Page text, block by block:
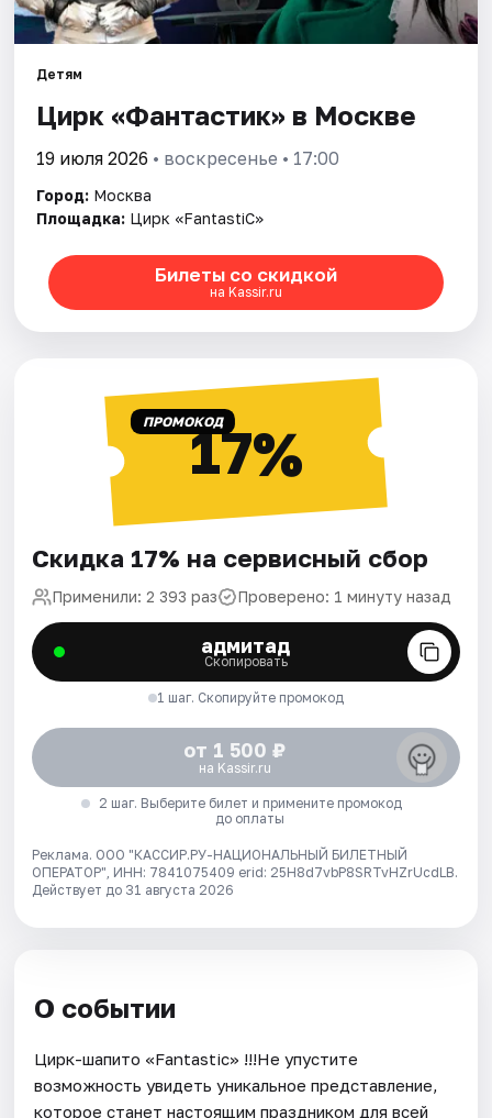
Детям
Цирк «Фантастик» в Москве
19 июля 2026 • воскресенье • 17:00
Город: Москва
Площадка: Цирк «FantastiC»
Билеты со скидкой
на Kassir.ru
ПРОМОКОД17%
Скидка 17% на сервисный сбор
Применили: 2 393 раз Проверено: 1 минуту назад
адмитад
Скопировать
1 шаг. Скопируйте промокод
от 1 500 ₽
на Kassir.ru
2 шаг. Выберите билет и примените промокод
до оплаты
Реклама. ООО "КАССИР.РУ-НАЦИОНАЛЬНЫЙ БИЛЕТНЫЙ
ОПЕРАТОР", ИНН: 7841075409 erid: 25H8d7vbP8SRTvHZrUcdLB.
Действует до 31 августа 2026
О событии
Цирк-шапито «Fantastic» !!!Не упустите
возможность увидеть уникальное представление,
которое станет настоящим праздником для всей